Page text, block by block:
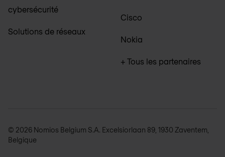
cybersécurité
Solutions de réseaux
Cisco
Nokia
+ Tous les partenaires
© 2026 Nomios Belgium S.A. Excelsiorlaan 89, 1930 Zaventem,
Belgique